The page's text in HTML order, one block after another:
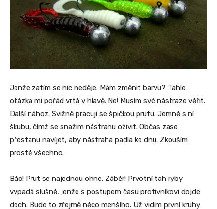
Jenže zatím se nic neděje. Mám změnit barvu? Tahle
otázka mi pořád vrtá v hlavě. Ne! Musím své nástraze věřit.
Další nához. Svižně pracuji se špičkou prutu. Jemně s ní
škubu, čímž se snažím nástrahu oživit. Občas zase
přestanu navíjet, aby nástraha padla ke dnu. Zkouším
prostě všechno.
Bác! Prut se najednou ohne. Záběr! Prvotní tah ryby
vypadá slušně, jenže s postupem času protivníkovi dojde
dech. Bude to zřejmě něco menšího. Už vidím první kruhy